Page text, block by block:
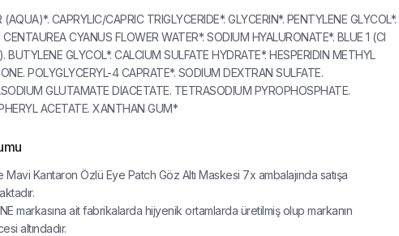
(AQUA)*. CAPRYLIC/CAPRIC TRIGLYCERIDE*. GLYCERIN*. PENTYLENE GLYCOL*.
CENTAUREA CYANUS FLOWER WATER*. SODIUM HYALURONATE*. BLUE 1 (CI
BUTYLENE GLYCOL*. CALCIUM SULFATE HYDRATE*. HESPERIDIN METHYL
POLYGLYCERYL-4 CAPRATE*. SODIUM DEXTRAN SULFATE.
GLUTAMATE DIACETATE. TETRASODIUM PYROPHOSPHATE.
ACETATE. XANTHAN GUM*
Mavi Kantaron Özlü Eye Patch Göz Altı Maskesi 7x ambalajında satışa
markasına ait fabrikalarda hijyenik ortamlarda üretilmiş olup markanın
altındadır.